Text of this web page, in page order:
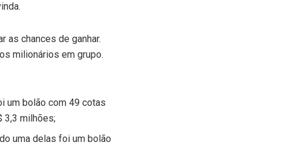
as chances de ganhar.
milionários em grupo.
um bolão com 49 cotas
3,3 milhões;
uma delas foi um bolão